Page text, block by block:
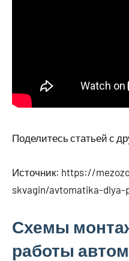
Поделитесь статьей с
Источник: https://
skvagin/avtomatika-dlya-
Схемы
работы